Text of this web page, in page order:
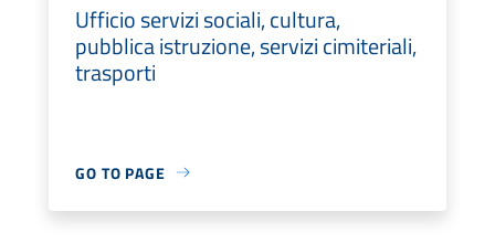
Ufficio servizi sociali, cultura,
pubblica istruzione, servizi cimiteriali,
trasporti
GO TO PAGE